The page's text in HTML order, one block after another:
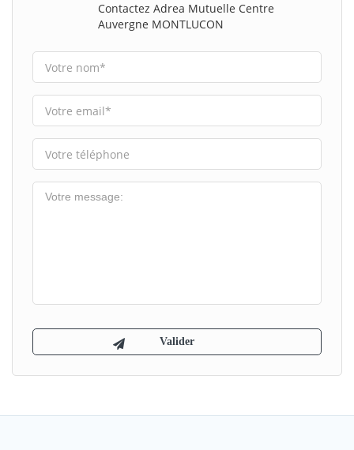
Contactez Adrea Mutuelle Centre
Auvergne MONTLUCON